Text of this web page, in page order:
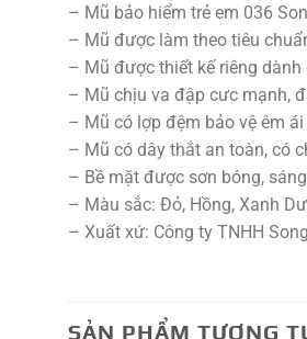
– Mũ bảo hiểm trẻ em 036
– Mũ được làm theo tiêu
– Mũ được thiết kế riêng dành
– Mũ chịu va đập cưc mạnh,
– Mũ có lợp đệm bảo vệ êm ái
– Mũ có dây thắt an toàn, có
– Bề mặt được sơn bóng,
– Màu sắc: Đỏ, Hồng, Xanh
– Xuất xứ: Công ty TNHH
SẢN PHẨM TƯƠNG